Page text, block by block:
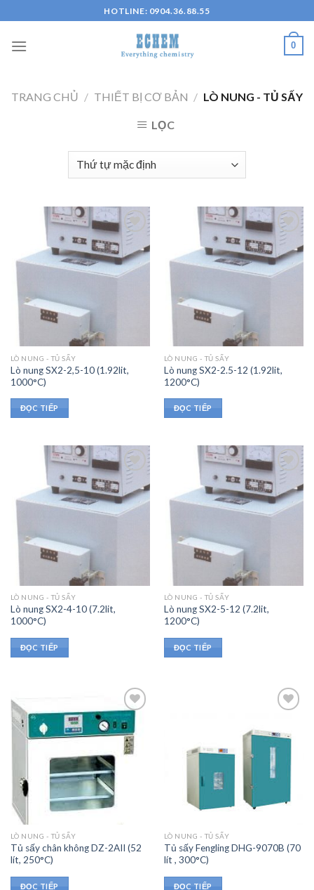
content
HOTLINE: 0904.36.88.55
0
TRANG CHỦ / THIẾT BỊ CƠ BẢN / LÒ NUNG - TỦ SẤY
LỌC
LÒ NUNG - TỦ SẤY
Lò nung SX2-2,5-10 (1.92lit,
1000°C)
ĐỌC TIẾP
LÒ NUNG - TỦ SẤY
Lò nung SX2-2.5-12 (1.92lit,
1200°C)
ĐỌC TIẾP
LÒ NUNG - TỦ SẤY
Lò nung SX2-4-10 (7.2lit,
1000°C)
ĐỌC TIẾP
LÒ NUNG - TỦ SẤY
Lò nung SX2-5-12 (7.2lit,
1200°C)
ĐỌC TIẾP
LÒ NUNG - TỦ SẤY
Tủ sấy chân không DZ-2AII (52
lít, 250°C)
ĐỌC TIẾP
LÒ NUNG - TỦ SẤY
Tủ sấy Fengling DHG-9070B (70
lít , 300°C)
ĐỌC TIẾP